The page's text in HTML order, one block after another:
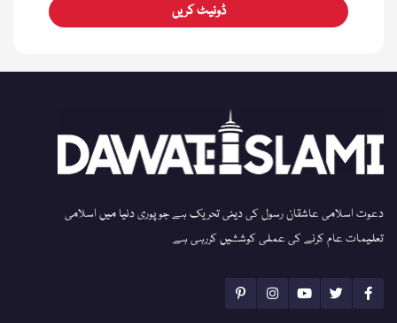
ڈونیٹ کریں
دعوت اسلامی عاشقان رسول کی دینی تحریک ہے جو پوری دنیا میں اسلامی
تعلیمات عام کرنے کی عملی کوششیں کررہی ہے